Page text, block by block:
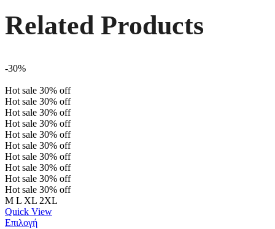
Related Products
-30%
Hot sale 30% off
Hot sale 30% off
Hot sale 30% off
Hot sale 30% off
Hot sale 30% off
Hot sale 30% off
Hot sale 30% off
Hot sale 30% off
Hot sale 30% off
Hot sale 30% off
M L XL 2XL
Quick View
Επιλογή